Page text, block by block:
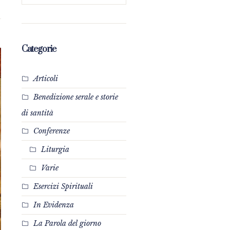
Categorie
Articoli
Benedizione serale e storie
di santità
Conferenze
Liturgia
Varie
Esercizi Spirituali
In Evidenza
La Parola del giorno